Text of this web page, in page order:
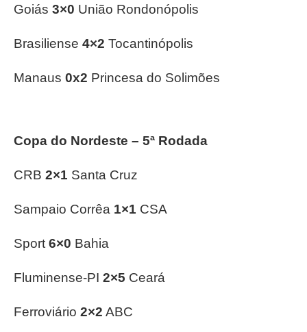
Goiás 3×0 União Rondonópolis
Brasiliense 4×2 Tocantinópolis
Manaus 0x2 Princesa do Solimões
Copa do Nordeste – 5ª Rodada
CRB 2×1 Santa Cruz
Sampaio Corrêa 1×1 CSA
Sport 6×0 Bahia
Fluminense-PI 2×5 Ceará
Ferroviário 2×2 ABC